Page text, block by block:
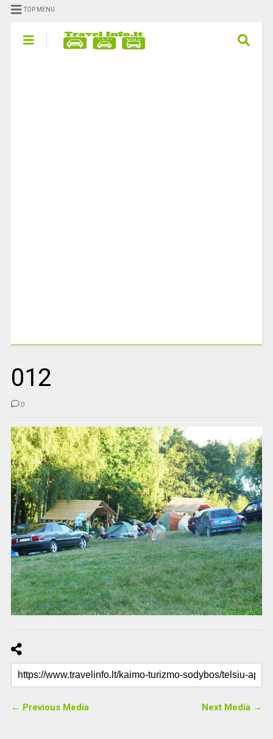
TOP MENU
012
0
← Previous Media Next Media →